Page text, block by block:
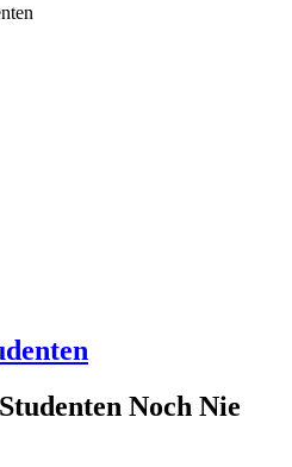
Noch Nie